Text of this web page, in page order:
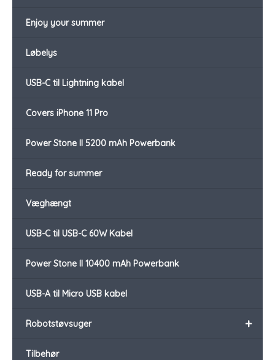
Enjoy your summer
Løbelys
USB-C til Lightning kabel
Covers iPhone 11 Pro
Power Stone II 5200 mAh Powerbank
Ready for summer
Væghængt
USB-C til USB-C 60W Kabel
Power Stone II 10400 mAh Powerbank
USB-A til Micro USB kabel
+
Robotstøvsuger
Tilbehør